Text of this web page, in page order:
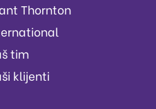
Thornton
tim
klijenti